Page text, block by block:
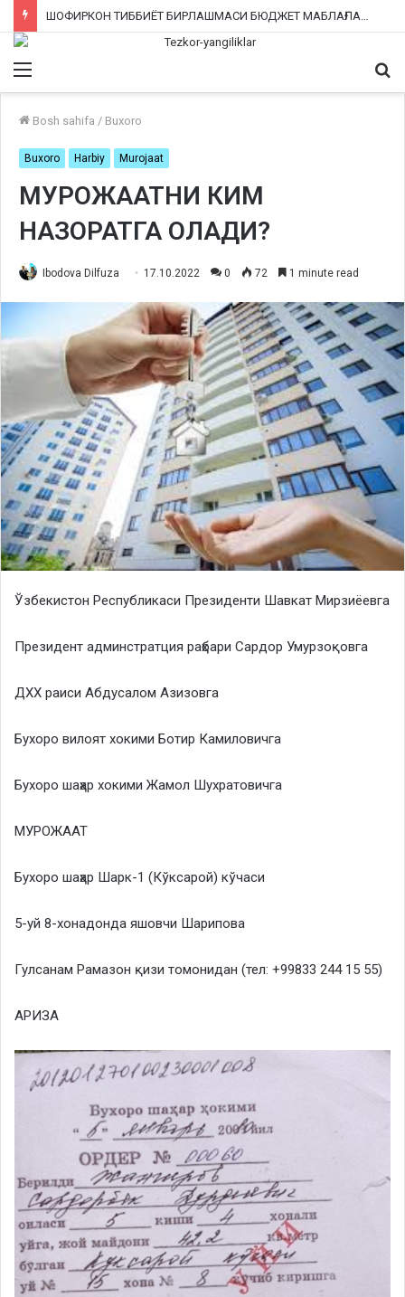
ШОФИРКОН ТИББИЁТ БИРЛАШМАСИ БЮДЖЕТ МАБЛАҒЛАРИНИ ТАЛОН-ТАРОЖ ҚИЛИНГАНИ РОСТМИ?
Menu
Bosh sahifa / Buxoro
Buxoro Harbiy Murojaat
МУРОЖААТНИ КИМ
НАЗОРАТГА ОЛАДИ?
Ibodova Dilfuza 17.10.2022 0 72 1 minute read
Ўзбекистон Республикаси Президенти Шавкат Мирзиёевга
Президент админстратция раҳбари Сардор Умурзоқовга
ДХХ раиси Абдусалом Азизовга
Бухоро вилоят хокими Ботир Камиловичга
Бухоро шаҳар хокими Жамол Шухратовичга
МУРОЖААТ
Бухоро шаҳар Шарк-1 (Кўксарой) кўчаси
5-уй 8-хонадонда яшовчи Шарипова
Гулсанам Рамазон қизи томонидан (тел: +99833 244 15 55)
АРИЗА